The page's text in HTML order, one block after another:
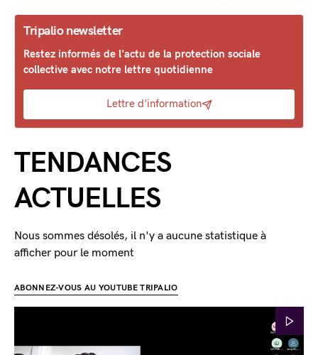
Tripalio newsletter
Restez informés de l'actu de la protection sociale
collective avec notre lettre quotidienne
Lettre d'information
TENDANCES
ACTUELLES
Nous sommes désolés, il n'y a aucune statistique à
afficher pour le moment
ABONNEZ-VOUS AU YOUTUBE TRIPALIO